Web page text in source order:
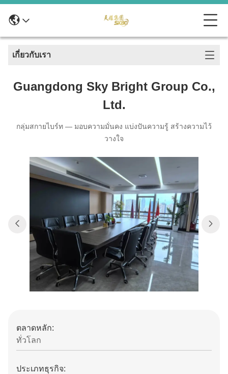
เกี่ยวกับเรา
Guangdong Sky Bright Group Co.,
Ltd.
กลุ่มสกายไบร์ท — มอบความมั่นคง แบ่งปันความรู้ สร้างความไว้
วางใจ
ตลาดหลัก:
ทั่วโลก
ประเภทธุรกิจ: